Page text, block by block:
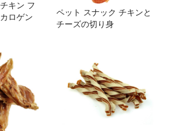
キン フ
ロゲン
ペット スナック チキンと
チーズの切り身